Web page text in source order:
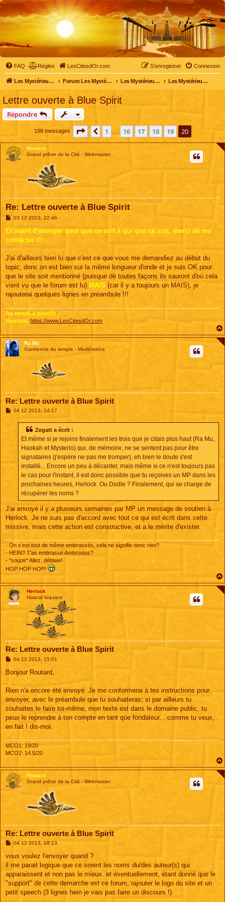
FAQ Règles LesCitesdOr.com Connexion
S’enregistrer
Les Mystérieuses Cités d'Or - LesCitesdOr.com Forum Les Mystérieuses Cités d'Or Les Mystérieuses Cités d'Or Les Mystérieuses Cités d'Or : saison 2 (2013)
Lettre ouverte à Blue Spirit
Répondre
198 messages Page 20 sur 20
Précédente
1 16 17 18 19 20
Routard
Grand prêtre de la Cité - Webmaster
Re: Lettre ouverte à Blue Spirit
M
s
a
03 12 2013, 22:46
Et avant d'envoyer quoi que ce soit à qui que ce soit, merci de me
contacter !!!
J'ai d'ailleurs bien lu que c'est ce que vous me demandiez au début du
topic, donc on est bien sur la même longueur d'onde et je suis OK pour
que le site soit mentionné (puisque de toutes façons ils sauront d'où cela
vient vu que le forum est lu) MAIS (car il y a toujours un MAIS), je
rajouterai quelques lignes en préambule !!!
Au revoir, à bientôt
Routard, https://www.LesCitesdOr.com
Ra Mu
Gardienne du temple - Modératrice
Re: Lettre ouverte à Blue Spirit
M04 12 2013, 14:17
Zegatt a écrit :
Et même si je rejoins finalement les trois que je citais plus haut (Ra Mu,
Haokah et Mysterio) qui, de mémoire, ne se sentent pas pour être
signataires (j'espère ne pas me tromper), eh bien le doute s'est
installé... Encore un peu à décanter, mais même si ce n'est toujours pas
le cas pour l'instant, il est donc possible que tu reçoives un MP dans les
prochaines heures, Herlock. Ou Dodie ? Finalement, qui se charge de
récupérer les noms ?
J'ai envoyé il y a plusieurs semaines par MP un message de soutien à
Herlock. Je ne suis pas d'accord avec tout ce qui est écrit dans cette
missive, mais cette action est constructive, et a le mérite d'exister.
- On s'est tout de même embrassés, cela ne signifie donc rien?
- HEIN? T'as embrassé Ambrosius?
- *soupir* Allez, déblaie!
HOP HOP HOP!
Herlock
Naacal loquace
Re: Lettre ouverte à Blue Spirit
M
s
g
04 12 2013, 15:01
Bonjour Routard,
Rien n'a encore été envoyé. Je me conformerai à tes instructions pour
envoyer, avec le préambule que tu souhaiteras; si par ailleurs tu
souhaites le faire toi-même, mon texte est dans le domaine public, tu
peux le reprendre à ton compte en tant que fondateur... comme tu veux,
en fait ! dis-moi.
MCO1: 19/20
MCO2: 14.5/20
Routard
Grand prêtre de la Cité - Webmaster
Re: Lettre ouverte à Blue Spirit
M
s
a
g
e
04 12 2013, 18:13
vous voulez l'envoyer quand ?
il me parait logique que ce soient les noms du/des auteur(s) qui
apparaissent et non pas le mieux. et éventuellement, étant donné que le
"support" de cette demarche est ce forum, rajouter le logo du site et un
petit speech (3 lignes hein je vais pas faire un discours !)